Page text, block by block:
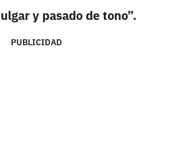
y pasado de tono”.
PUBLICIDAD